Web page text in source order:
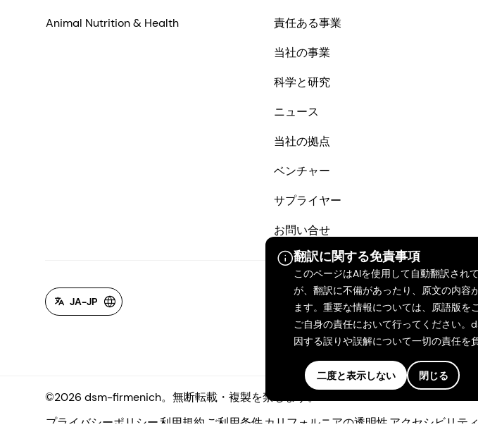
翻訳に関する免責事項
このページはAIを使用して自動翻訳され
が、翻訳に不備があったり、原文の内容
ます。重要な情報については、原語版を
ご自身の責任において行ってください
因する誤りや誤解について一切の責任を
二度と表示しない 閉じる
Animal Nutrition & Health
責任ある事業
当社の事業
科学と研究
ニュース
当社の拠点
ベンチャー
サプライヤー
お問い合せ
JA-JP
©2026 dsm-firmenich。無断転載・複製を禁じます。
プライバシーポリシー利用規約 ご利用条件カリフォルニアの透明性アクセシビリテ